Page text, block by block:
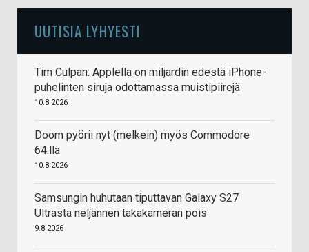
UUTISIA LYHYESTI
Tim Culpan: Applella on miljardin edestä iPhone-
puhelinten siruja odottamassa muistipiirejä
10.8.2026
Doom pyörii nyt (melkein) myös Commodore
64:llä
10.8.2026
Samsungin huhutaan tiputtavan Galaxy S27
Ultrasta neljännen takakameran pois
9.8.2026